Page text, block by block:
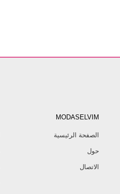
MODASELVIM
الصفحة الرئيسية
حول
الاتصال